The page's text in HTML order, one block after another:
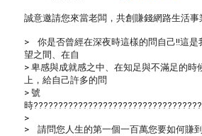
誠意邀請您來當老闆，共創賺錢網路生活事
> 你是否曾經在深夜時這樣的問自己!!這是
望之間、在自
> 卑感與成就感之中、在知足與不滿足的時
上，給自己許多的問
> 號
時
>
> 請問您人生的第一個一百萬您要如何賺